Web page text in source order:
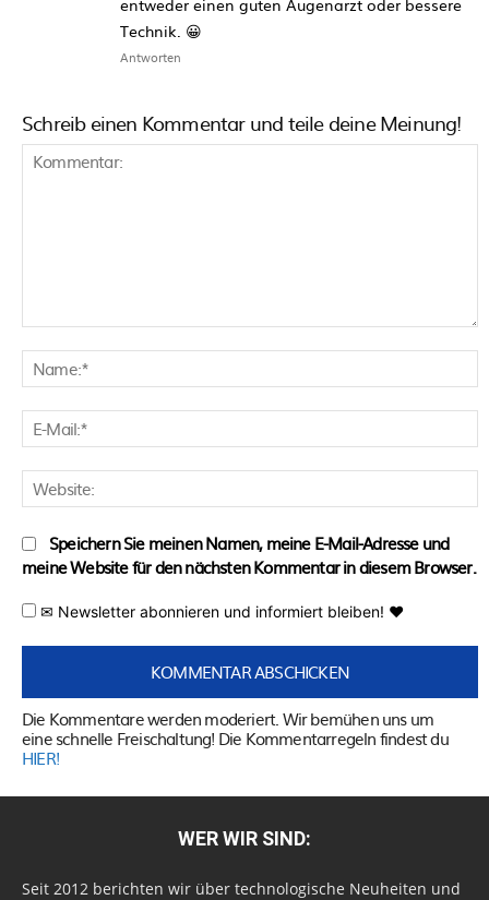
entweder einen guten Augenarzt oder bessere
Technik. 😀
Antworten
Schreib einen Kommentar und teile deine Meinung!
Speichern Sie meinen Namen, meine E-Mail-Adresse und
meine Website für den nächsten Kommentar in diesem Browser.
✉ Newsletter abonnieren und informiert bleiben! ♥
Die Kommentare werden moderiert. Wir bemühen uns um
eine schnelle Freischaltung! Die Kommentarregeln findest du
HIER!
WER WIR SIND:
Seit 2012 berichten wir über technologische Neuheiten und